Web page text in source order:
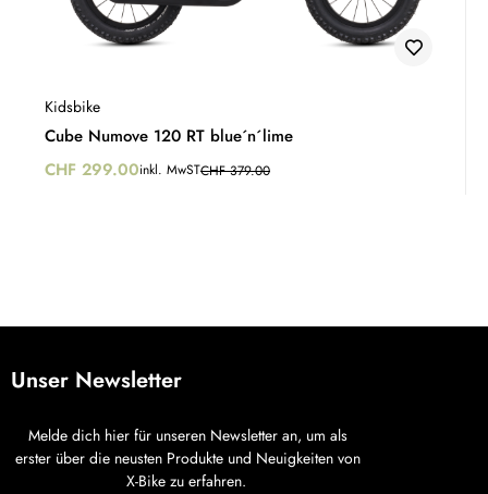
Kidsbike
Cube Numove 120 RT blue´n´lime
CHF379.00
CHF 299.00inkl. MwST
Unser Newsletter
Melde dich hier für unseren Newsletter an, um als
erster über die neusten Produkte und Neuigkeiten von
X-Bike zu erfahren.